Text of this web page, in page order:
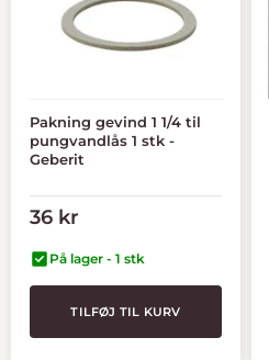
Pakning gevind 1 1/4 til
pungvandlås 1 stk -
Geberit
Tilbudspris
36 kr
På lager - 1 stk
TILFØJ TIL KURV